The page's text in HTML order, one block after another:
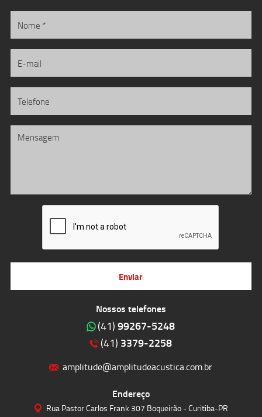
Nossos telefones
(41) 99267-5248
(41) 3379-2258
amplitude@amplitudeacustica.com.br
Endereço
Rua Pastor Carlos Frank 307 Boqueirão - Curitiba-PR
Enviar